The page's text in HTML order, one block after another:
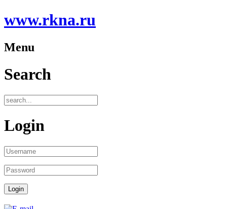
www.rkna.ru
Menu
Search
Login